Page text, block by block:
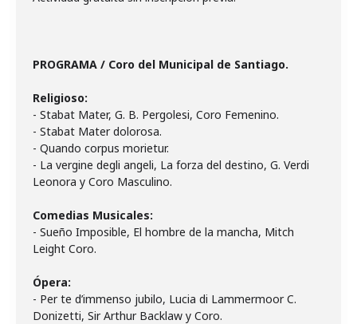
PROGRAMA / Coro del Municipal de Santiago.
Religioso:
- Stabat Mater, G. B. Pergolesi, Coro Femenino.
- Stabat Mater dolorosa.
- Quando corpus morietur.
- La vergine degli angeli, La forza del destino, G. Verdi
Leonora y Coro Masculino.
Comedias Musicales:
- Sueño Imposible, El hombre de la mancha, Mitch
Leight Coro.
Ópera:
- Per te d’immenso jubilo, Lucia di Lammermoor C.
Donizetti, Sir Arthur Backlaw y Coro.